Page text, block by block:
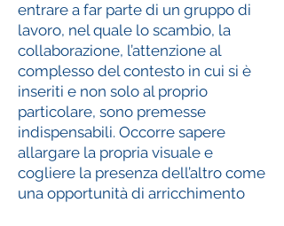
entrare a far parte di un gruppo di
lavoro, nel quale lo scambio, la
collaborazione, l’attenzione al
complesso del contesto in cui si è
inseriti e non solo al proprio
particolare, sono premesse
indispensabili. Occorre sapere
allargare la propria visuale e
cogliere la presenza dell’altro come
una opportunità di arricchimento